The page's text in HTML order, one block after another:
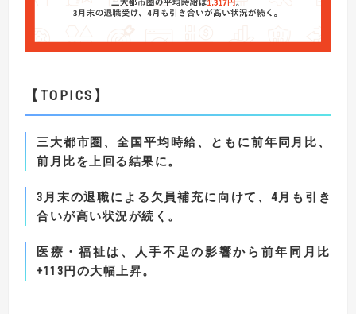
【TOPICS 】
三大都市圏、全国平均時給、ともに前年同月比、
前月比を上回る結果に。
3 月末の退職による欠員補充に向けて、4 月も引き
合いが高い状況が続く。
医療・福祉は、人手不足の影響から前年同月比
+113 円の大幅上昇。